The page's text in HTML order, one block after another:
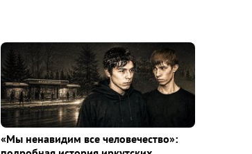
«Мы ненавидим все человечество»: